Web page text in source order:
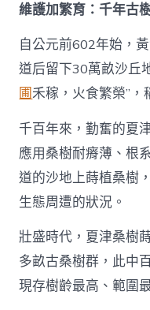
維護加繁育：千年古
自公元前602年始，
道后留下30萬畝沙丘
圃禾稼，火食繁榮”，
千百年來，勤奮的夏
應用桑樹耐瘠薄、根
道的沙地上蒔植桑樹
生態周遭的狀況。
壯盛時代，夏津桑樹
多畝古桑樹群，此中
現存樹齡最高、範圍